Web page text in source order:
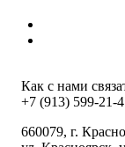
Как с нами
+7 (913) 599-21-
660079, г.